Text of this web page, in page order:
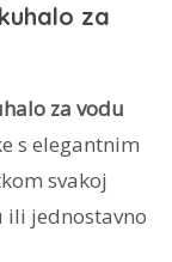
za
za vodu
s elegantnim
svakoj
ili jednostavno